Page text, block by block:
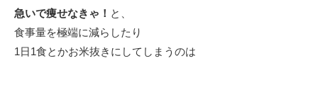
急いで痩せなきゃ！ と、
食事量を極端に減らしたり
1日1食とかお米抜きにしてしまうのは